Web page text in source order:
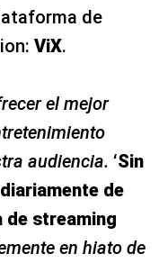
de
ViX.
el mejor
audiencia. ‘Sin
de
de streaming
en hiato de